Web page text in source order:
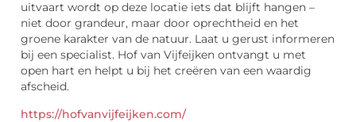
uitvaart wordt op deze locatie iets dat blijft hangen –
niet door grandeur, maar door oprechtheid en het
groene karakter van de natuur. Laat u gerust informeren
bij een specialist. Hof van Vijfeijken ontvangt u met
open hart en helpt u bij het creëren van een waardig
afscheid.
https://hofvanvijfeijken.com/